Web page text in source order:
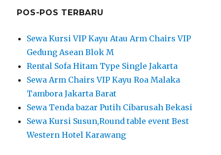
POS-POS TERBARU
Sewa Kursi VIP Kayu Atau Arm Chairs VIP
Gedung Asean Blok M
Rental Sofa Hitam Type Single Jakarta
Sewa Arm Chairs VIP Kayu Roa Malaka
Tambora Jakarta Barat
Sewa Tenda bazar Putih Cibarusah Bekasi
Sewa Kursi Susun,Round table event Best
Western Hotel Karawang